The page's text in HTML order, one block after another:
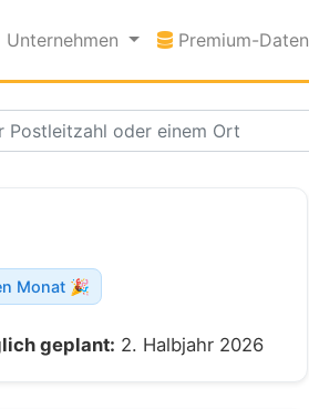
Unternehmen Premium-Daten
Monat 🎉
geplant: 2. Halbjahr 2026